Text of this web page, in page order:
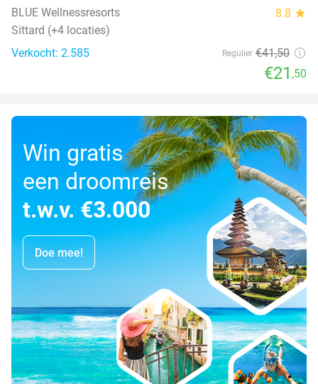
BLUE Wellnessresorts 8.8 star
Sittard (+4 locaties)
Verkocht: 2.585
Regulier €41,50
€21 ,50
Win gratis
een droomreis
t.w.v. €3.000
Doe mee!